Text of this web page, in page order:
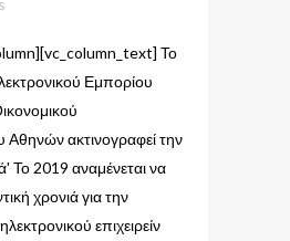
Το
Εμπορίου
Αθηνών ακτινογραφεί την
Το 2019 αναμένεται να
χρονιά για την
επιχειρείν